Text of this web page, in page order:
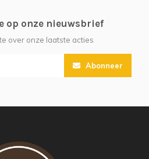
op onze nieuwsbrief
over onze laatste acties
Abonneer